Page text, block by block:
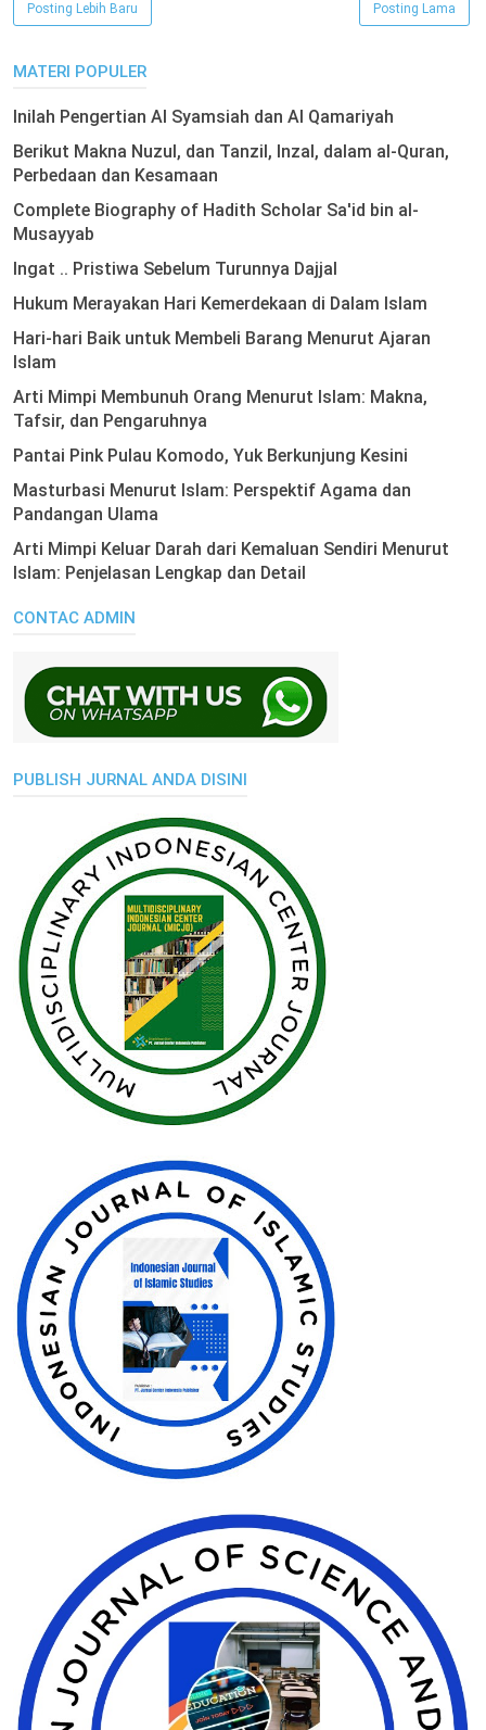
Posting Lebih Baru Posting Lama
MATERI POPULER
Inilah Pengertian Al Syamsiah dan Al Qamariyah
Berikut Makna Nuzul, dan Tanzil, Inzal, dalam al-Quran,
Perbedaan dan Kesamaan
Complete Biography of Hadith Scholar Sa'id bin al-
Musayyab
Ingat .. Pristiwa Sebelum Turunnya Dajjal
Hukum Merayakan Hari Kemerdekaan di Dalam Islam
Hari-hari Baik untuk Membeli Barang Menurut Ajaran
Islam
Arti Mimpi Membunuh Orang Menurut Islam: Makna,
Tafsir, dan Pengaruhnya
Pantai Pink Pulau Komodo, Yuk Berkunjung Kesini
Masturbasi Menurut Islam: Perspektif Agama dan
Pandangan Ulama
Arti Mimpi Keluar Darah dari Kemaluan Sendiri Menurut
Islam: Penjelasan Lengkap dan Detail
CONTAC ADMIN
PUBLISH JURNAL ANDA DISINI